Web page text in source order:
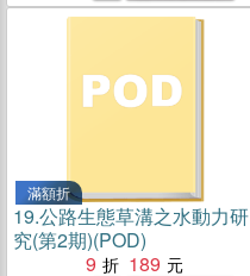
滿額折
19.公路生態草溝之水動力研
究(第2期)(POD)
9
189